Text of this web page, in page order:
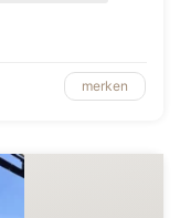
merken